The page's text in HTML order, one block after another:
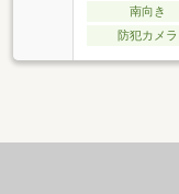
南向き
防犯カメラ